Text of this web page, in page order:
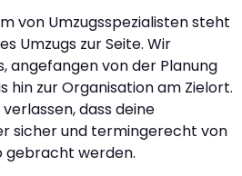
von Umzugsspezialisten steht
Umzugs zur Seite. Wir
angefangen von der Planung
hin zur Organisation am Zielort.
dass deine
sicher und termingerecht von
gebracht werden.